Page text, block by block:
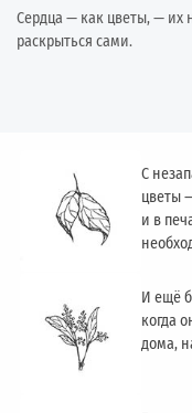
Сердца — как цветы, — их
раскрыться сами.
С
цветы
и в
И ещё
когда
дома,